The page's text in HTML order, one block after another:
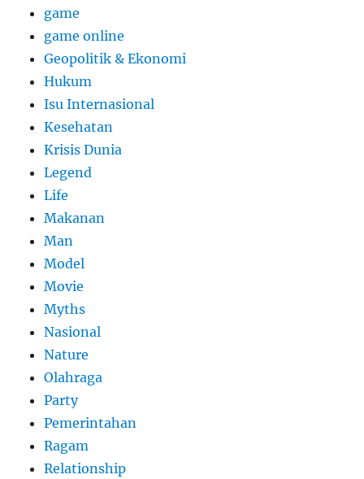
game
game online
Geopolitik & Ekonomi
Hukum
Isu Internasional
Kesehatan
Krisis Dunia
Legend
Life
Makanan
Man
Model
Movie
Myths
Nasional
Nature
Olahraga
Party
Pemerintahan
Ragam
Relationship